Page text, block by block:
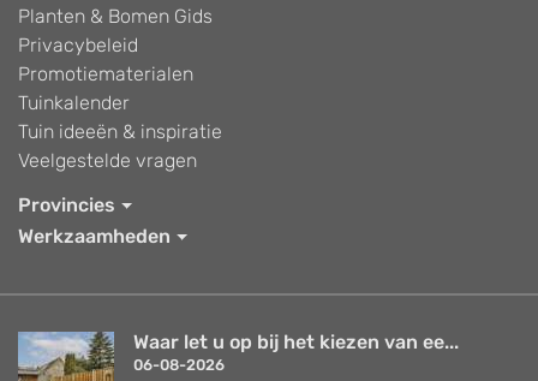
Planten & Bomen Gids
Privacybeleid
Promotiematerialen
Tuinkalender
Tuin ideeën & inspiratie
Veelgestelde vragen
Provincies
Werkzaamheden
Waar let u op bij het kiezen van ee...
06-08-2026